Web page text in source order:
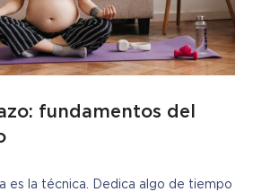
fundamentos del
es la técnica. Dedica algo de tiempo